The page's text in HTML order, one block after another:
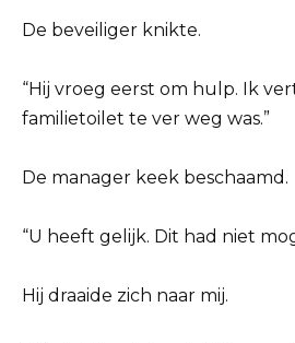
De beveiliger knikte.
“Hij vroeg eerst om hulp. Ik
familietoilet te ver weg was.”
De manager keek beschaamd.
“U heeft gelijk. Dit had niet
Hij draaide zich naar mij.